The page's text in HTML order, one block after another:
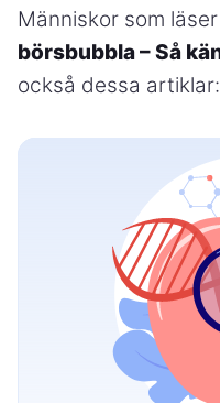
Människor som läser
börsbubbla – Så
också dessa artiklar: